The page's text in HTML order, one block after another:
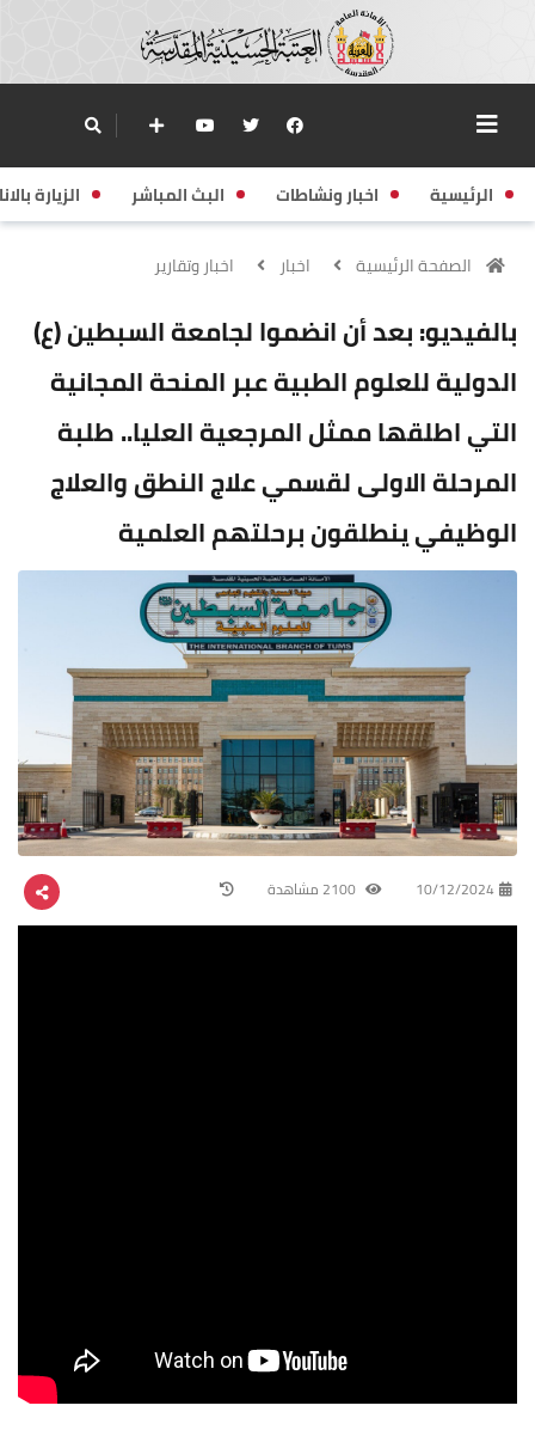
الرئيسية اخبار ونشاطات البث المباشر الزيارة
الصفحة الرئيسية اخبار اخبار وتقارير
بالفيديو: بعد أن انضموا لجامعة السبطين (ع)
الدولية للعلوم الطبية عبر المنحة المجانية
التي اطلقها ممثل المرجعية العليا.. طلبة
المرحلة الاولى لقسمي علاج النطق والعلاج
الوظيفي ينطلقون برحلتهم العلمية
10/12/2024